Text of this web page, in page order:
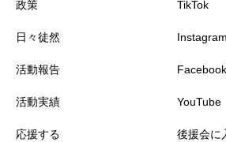
政策
日々徒然
活動報告
活動実績
応援する
TikTok
Instagram
Facebook
YouTube
後援会に